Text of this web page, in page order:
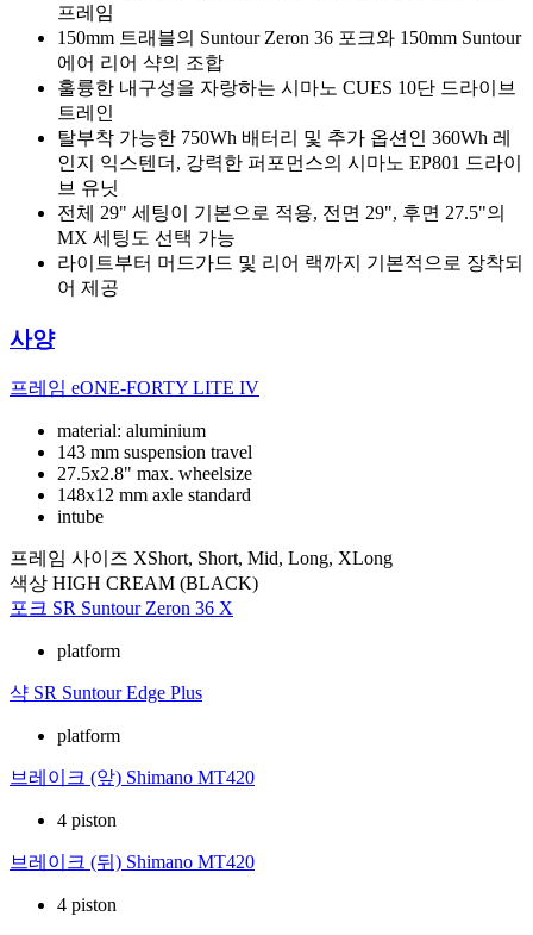
프레임
150mm 트래블의 Suntour Zeron 36 포크와 150mm Suntour
에어 리어 샥의 조합
훌륭한 내구성을 자랑하는 시마노 CUES 10단 드라이브
트레인
탈부착 가능한 750Wh 배터리 및 추가 옵션인 360Wh 레
인지 익스텐더, 강력한 퍼포먼스의 시마노 EP801 드라이
브 유닛
전체 29" 세팅이 기본으로 적용, 전면 29", 후면 27.5"의
MX 세팅도 선택 가능
라이트부터 머드가드 및 리어 랙까지 기본적으로 장착되
어 제공
사양
프레임 eONE-FORTY LITE IV
material: aluminium
143 mm suspension travel
27.5x2.8" max. wheelsize
148x12 mm axle standard
intube
프레임 사이즈 XShort, Short, Mid, Long, XLong
색상 HIGH CREAM (BLACK)
포크 SR Suntour Zeron 36 X
platform
샥 SR Suntour Edge Plus
platform
브레이크 (앞) Shimano MT420
4 piston
브레이크 (뒤) Shimano MT420
4 piston